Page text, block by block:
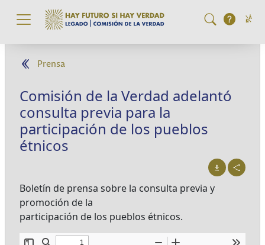
Pasar al contenido principal
Prensa
Comisión de la Verdad adelantó
consulta previa para la
participación de los pueblos
étnicos
Boletín de prensa sobre la consulta previa y
promoción de la
participación de los pueblos étnicos.